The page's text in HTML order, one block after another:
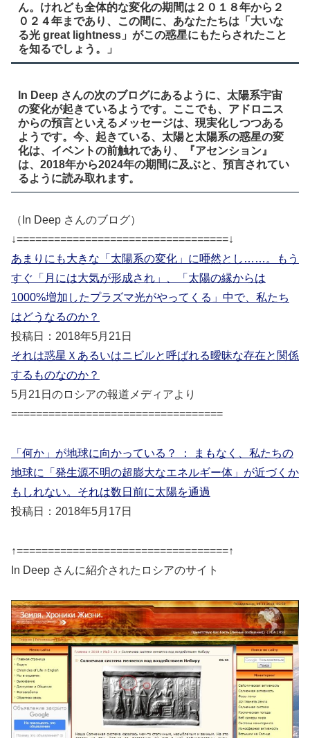
ん。けれども全体的な変化の期間は２０１８年から２
０２４年まであり、この間に、あなたたちは「大いな
る光 great lightness」がこの惑星にもたらされたこと
を知るでしょう。」
In Deep さんの次のブログにあるように、太陽系宇宙
の変化が起きているようです。ここでも、アドロニス
からの預言といえるメッセージは、現実化しつつある
ようです。今、起きている、太陽と太陽系の惑星の変
化は、イベントの前触れであり、『アセンション』
は、2018年から2024年の期間に及ぶと、預言されてい
るように読み取れます。
（In Deep さんのブログ）
↓==================================↓
あまりにも大きな「太陽系の変化」に唖然とし……。もう
すぐ「月には大気が形成され」、「太陽の縁からは
1000%増加したプラズマ光がやってくる」中で、私たち
はどうなるのか？
投稿日：2018年5月21日
それは惑星Ｘあるいはニビルと呼ばれる曖昧な存在と関係
するものなのか？
5月21日のロシアの報道メディアより
==================================
「何か」が地球に向かっている？ ： まもなく、私たちの
地球に「発生源不明の超膨大なエネルギー体」が近づくか
もしれない。それは数日前に太陽を通過
投稿日：2018年5月17日
↑==================================↑
In Deep さんに紹介されたロシアのサイト